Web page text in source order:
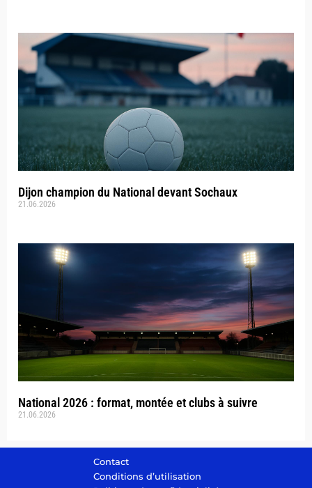
Dijon champion du National devant Sochaux
21.06.2026
National 2026 : format, montée et clubs à suivre
21.06.2026
Contact
Conditions d’utilisation